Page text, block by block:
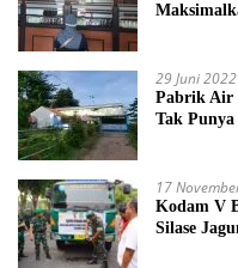
29 Juni 2022
Pabrik Air
Tak
17
Kodam V
Silase